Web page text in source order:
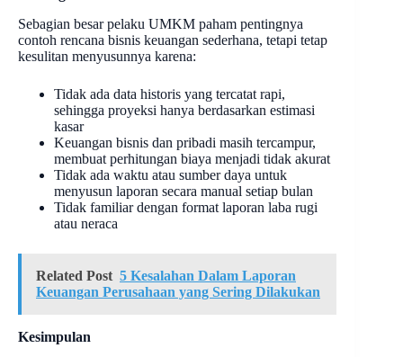
Sebagian besar pelaku UMKM paham pentingnya
contoh rencana bisnis keuangan sederhana, tetapi tetap
kesulitan menyusunnya karena:
Tidak ada data historis yang tercatat rapi,
sehingga proyeksi hanya berdasarkan estimasi
kasar
Keuangan bisnis dan pribadi masih tercampur,
membuat perhitungan biaya menjadi tidak akurat
Tidak ada waktu atau sumber daya untuk
menyusun laporan secara manual setiap bulan
Tidak familiar dengan format laporan laba rugi
atau neraca
Related Post 5 Kesalahan Dalam Laporan
Keuangan Perusahaan yang Sering Dilakukan
Kesimpulan